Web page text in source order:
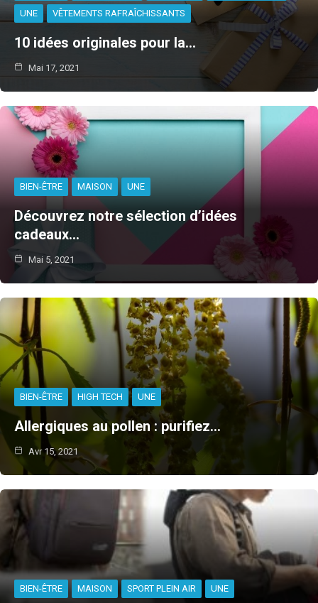
UNE VÊTEMENTS RAFRAÎCHISSANTS
10 idées originales pour la…
Mai 17, 2021
BIEN-ÊTRE MAISON UNE
Découvrez notre sélection d’idées
cadeaux…
Mai 5, 2021
BIEN-ÊTRE HIGH TECH UNE
Allergiques au pollen : purifiez…
Avr 15, 2021
BIEN-ÊTRE MAISON SPORT PLEIN AIR UNE